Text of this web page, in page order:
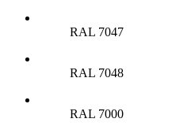
RAL 7047
RAL 7048
RAL 7000